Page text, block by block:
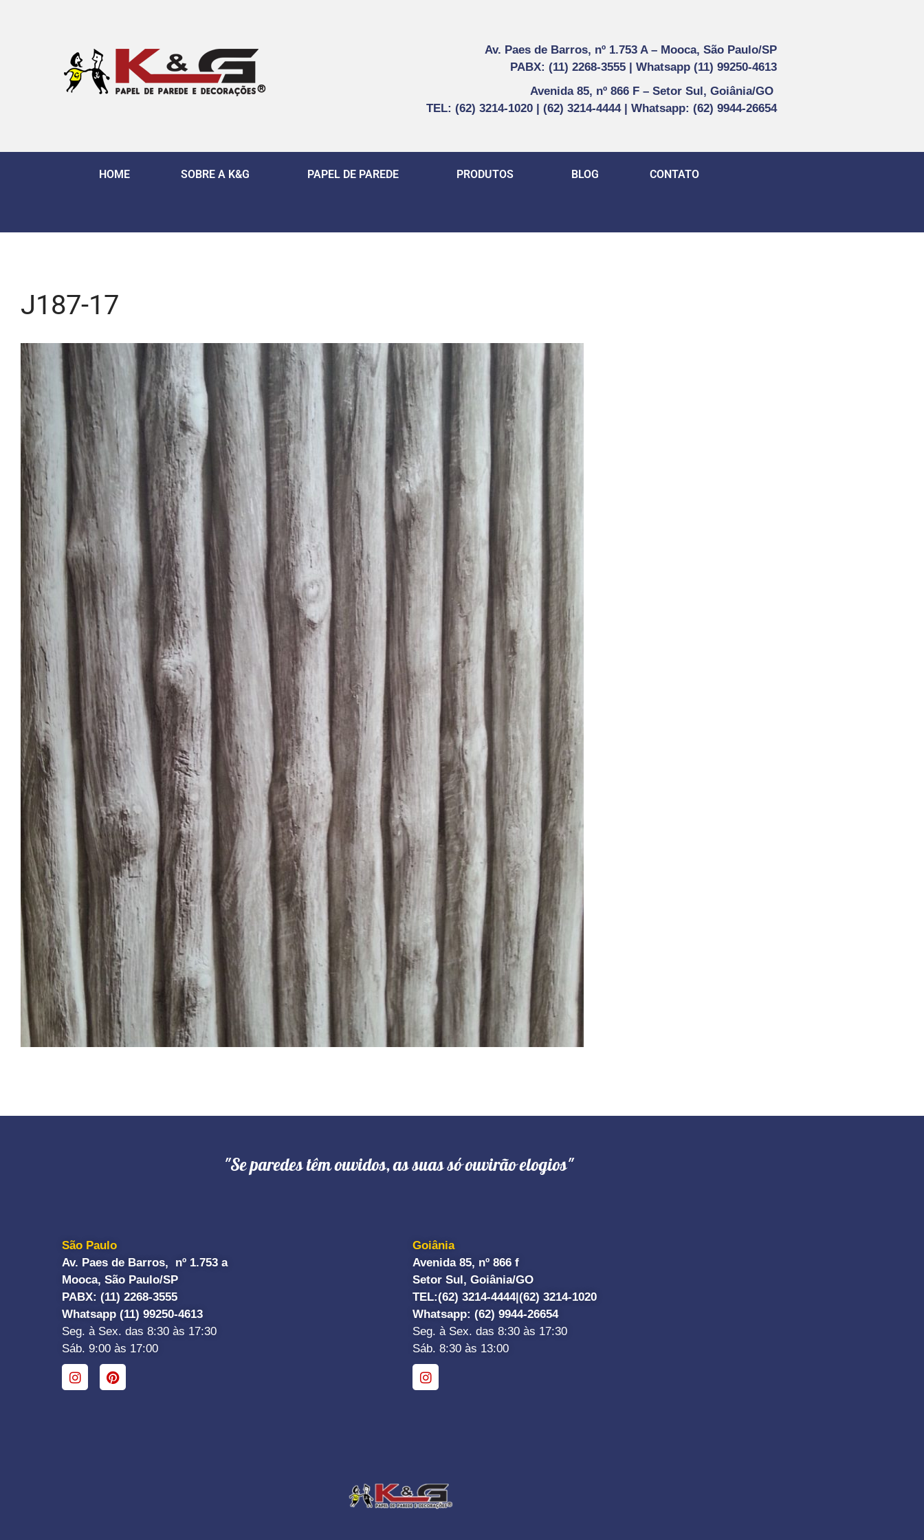
Av. Paes de Barros, nº 1.753 A – Mooca, São Paulo/SP
PABX: (11) 2268-3555 | Whatsapp (11) 99250-4613
Avenida 85, nº 866 F – Setor Sul, Goiânia/GO
TEL: (62) 3214-1020 | (62) 3214-4444 | Whatsapp: (62) 9944-26654
HOME SOBRE A K&G PAPEL DE PAREDE PRODUTOS BLOG CONTATO
J187-17
"Se paredes têm ouvidos, as suas só ouvirão elogios"
São Paulo
Av. Paes de Barros, nº 1.753 a
Mooca, São Paulo/SP
PABX: (11) 2268-3555
Whatsapp (11) 99250-4613
Seg. à Sex. das 8:30 às 17:30
Sáb. 9:00 às 17:00
Goiânia
Avenida 85, nº 866 f
Setor Sul, Goiânia/GO
TEL:(62) 3214-4444| (62) 3214-1020
Whatsapp: (62) 9944-26654
Seg. à Sex. das 8:30 às 17:30
Sáb. 8:30 às 13:00